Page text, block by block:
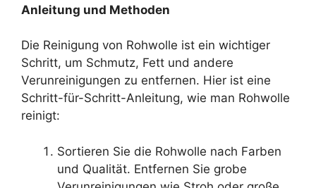
Anleitung und Methoden
Die Reinigung von Rohwolle ist ein wichtiger
Schritt, um Schmutz, Fett und andere
Verunreinigungen zu entfernen. Hier ist eine
Schritt-für-Schritt-Anleitung, wie man Rohwolle
reinigt:
Sortieren Sie die Rohwolle nach Farben
und Qualität. Entfernen Sie grobe